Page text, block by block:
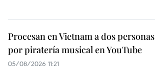
Procesan en Vietnam a dos personas
por piratería musical en YouTube
05/08/2026 11:21